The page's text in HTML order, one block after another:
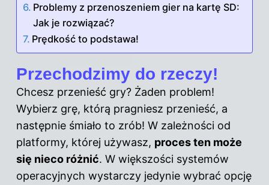
Problemy z przenoszeniem gier na kartę SD:
Jak je rozwiązać?
Prędkość to podstawa!
Przechodzimy do rzeczy!
Chcesz przenieść gry? Żaden problem!
Wybierz grę, którą pragniesz przenieść, a
następnie śmiało to zrób! W zależności od
platformy, której używasz, proces ten może
się nieco różnić. W większości systemów
operacyjnych wystarczy jedynie wybrać opcję